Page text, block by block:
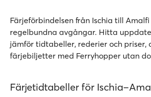
Färjeförbindelsen från Ischia till
regelbundna avgångar. Hitta
jämför tidtabeller, rederier och priser,
färjebiljetter med Ferryhopper utan
Färjetidtabeller för